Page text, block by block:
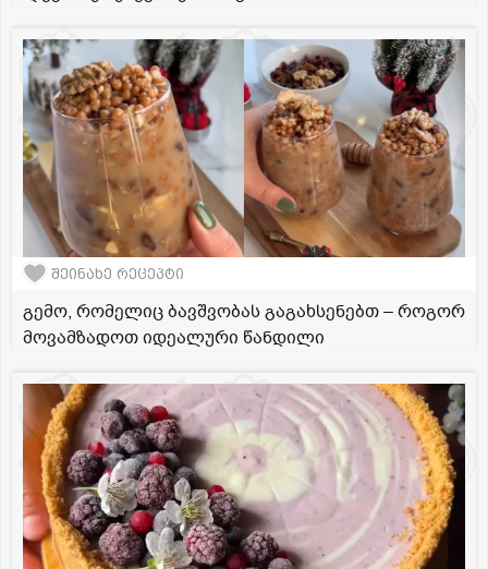
შეინახე რეცეპტი
გემო, რომელიც ბავშვობას გაგახსენებთ – როგორ
მოვამზადოთ იდეალური წანდილი